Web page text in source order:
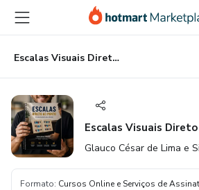
para
conteúdo
principal
para
pagamento
para
rodapé
Escalas Visuais Direto ao Ponto
Escalas Visuais
Glauco César de Lima e
Formato: Cursos Online e Serviços de